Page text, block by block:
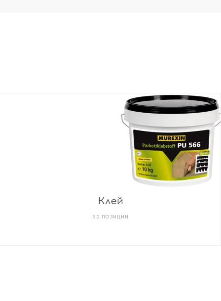
Клей
52 ПОЗИЦИИ